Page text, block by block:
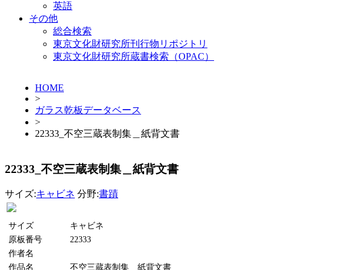
英語
その他
総合検索
東京文化財研究所刊行物リポジトリ
東京文化財研究所蔵書検索（OPAC）
HOME
>
ガラス乾板データベース
>
22333_不空三蔵表制集＿紙背文書
22333_不空三蔵表制集＿紙背文書
サイズ:キャビネ 分野:書蹟
サイズ
キャビネ
原板番号
22333
作者名
作品名
不空三蔵表制集＿紙背文書